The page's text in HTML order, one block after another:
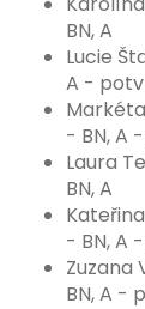
BN, A
Lucie
A -
- BN, A
Laura
BN, A
- BN, A
Zuzana
BN, A -